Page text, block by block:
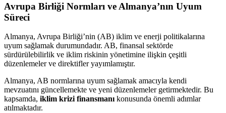
Avrupa Birliği Normları ve Almanya’nın Uyum
Süreci
Almanya, Avrupa Birliği’nin (AB) iklim ve enerji politikalarına
uyum sağlamak durumundadır. AB, finansal sektörde
sürdürülebilirlik ve iklim riskinin yönetimine ilişkin çeşitli
düzenlemeler ve direktifler yayımlamıştır.
Almanya, AB normlarına uyum sağlamak amacıyla kendi
mevzuatını güncellemekte ve yeni düzenlemeler getirmektedir. Bu
kapsamda, iklim krizi finansmanıkonusunda önemli adımlar
atılmaktadır.